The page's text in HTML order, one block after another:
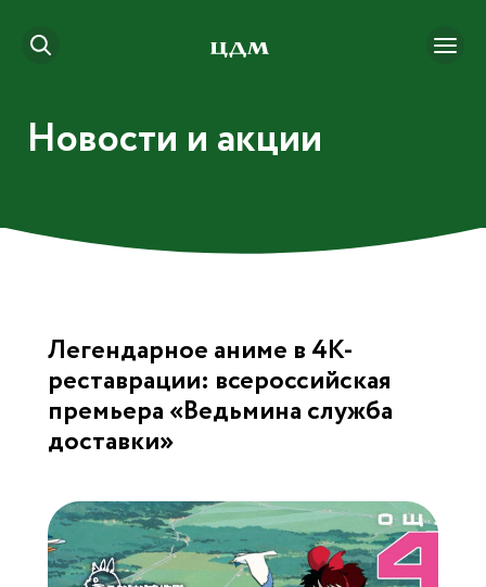
Новости и акции
Легендарное аниме в 4K-
реставрации: всероссийская
премьера «Ведьмина служба
доставки»